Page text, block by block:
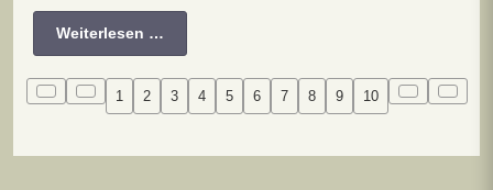
Weiterlesen …
1 2 3 4 5 6 7 8 9 10